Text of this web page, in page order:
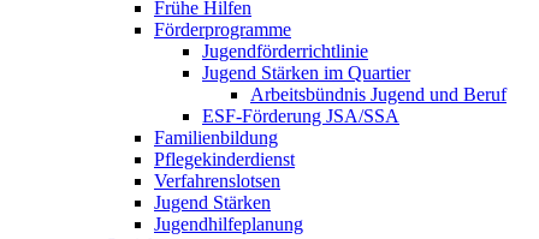
Frühe Hilfen
Förderprogramme
Jugendförderrichtlinie
Jugend Stärken im Quartier
Arbeitsbündnis Jugend und Beruf
ESF-Förderung JSA/SSA
Familienbildung
Pflegekinderdienst
Verfahrenslotsen
Jugend Stärken
Jugendhilfeplanung